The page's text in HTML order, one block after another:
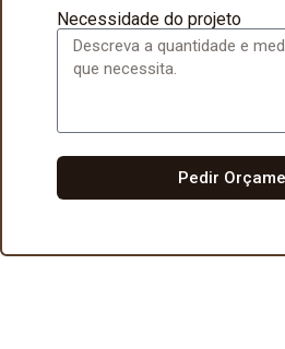
Necessidade do projeto
Pedir